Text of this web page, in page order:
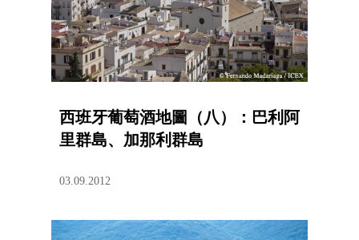
西班牙葡萄酒地圖（八）：巴利阿
里群島、加那利群島
03.09.2012